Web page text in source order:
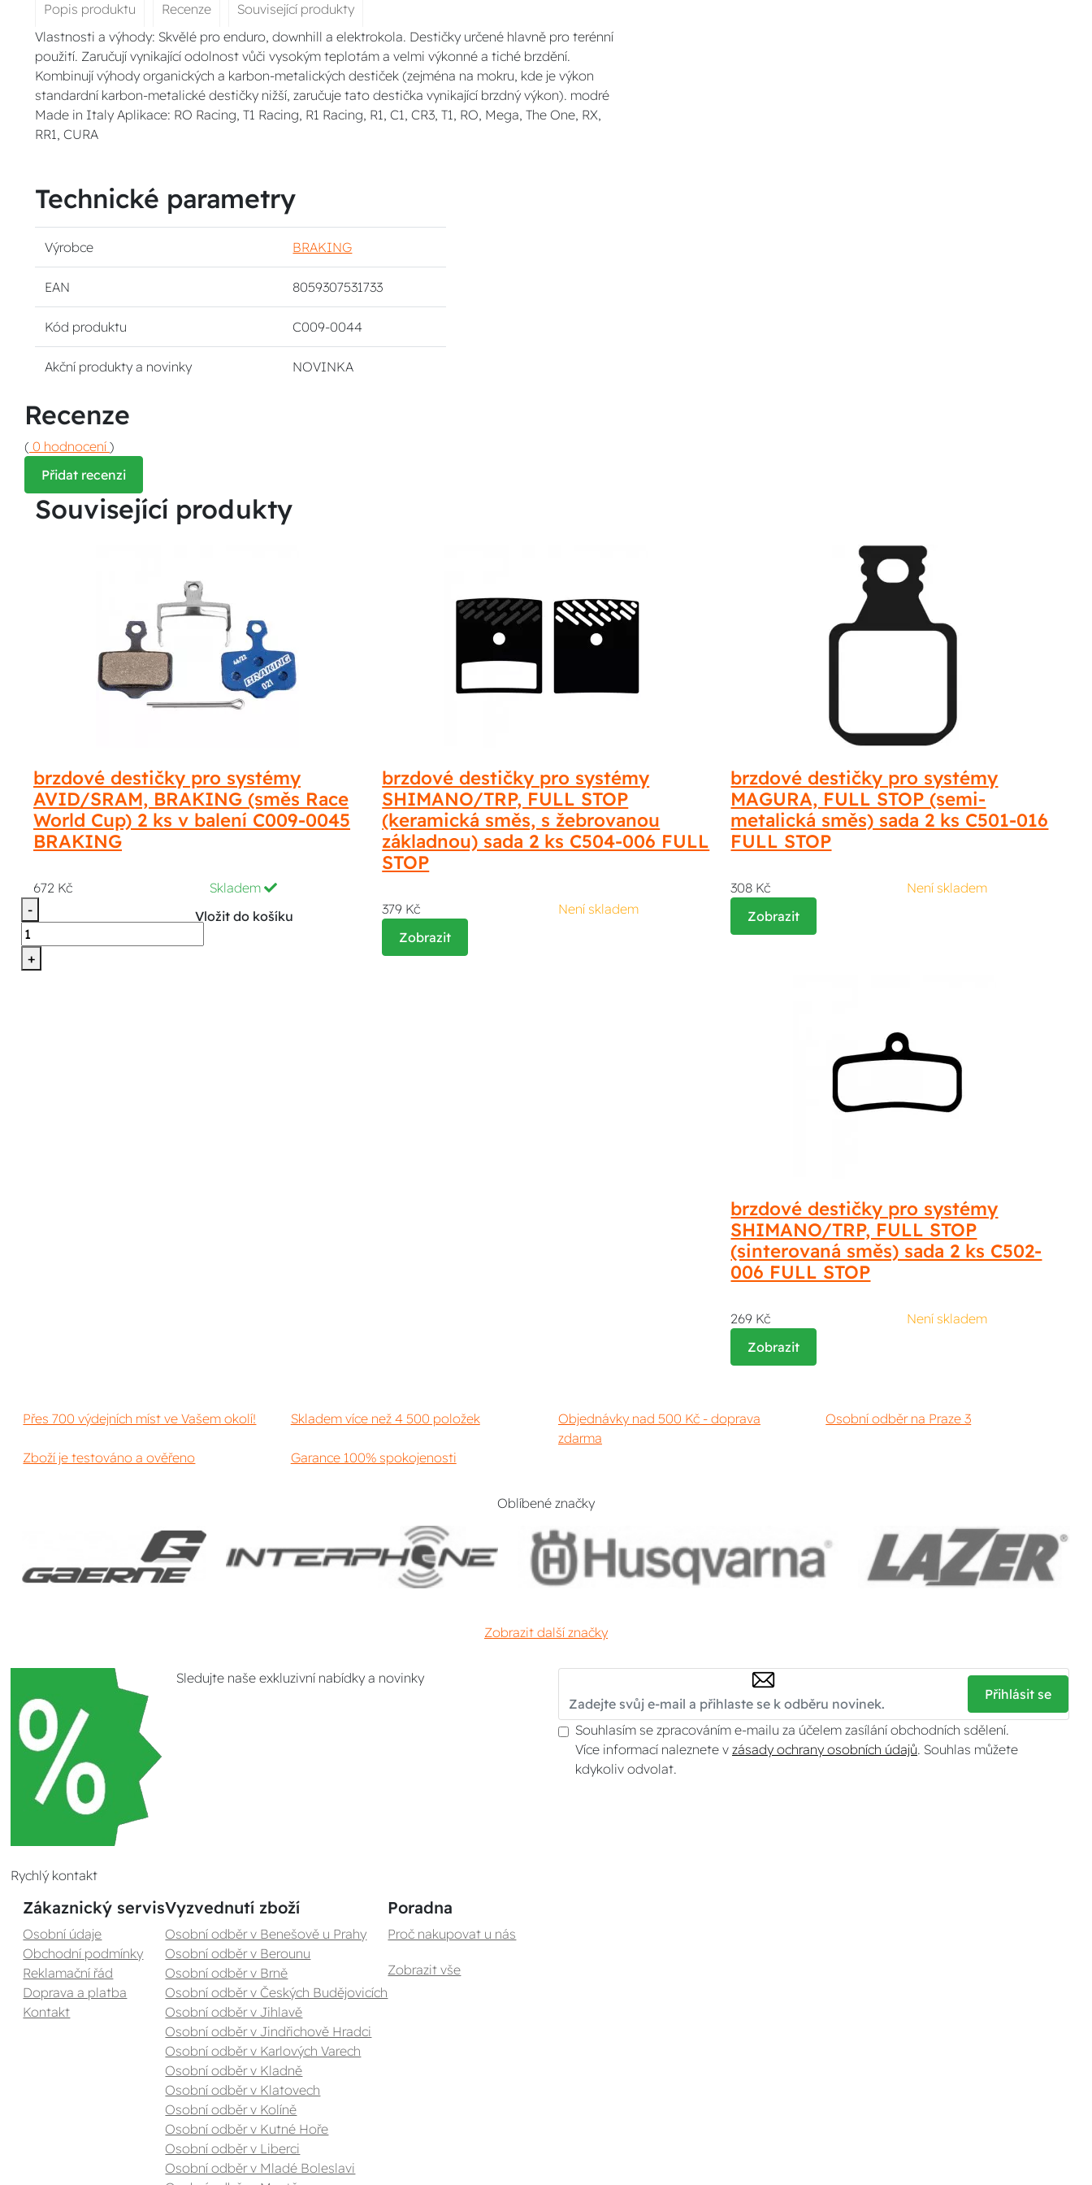
Popis produktu Recenze
Související produkty
Vlastnosti a výhody: Skvělé pro enduro, downhill a elektrokola. Destičky určené hlavně pro terénní
použití. Zaručují vynikající odolnost vůči vysokým teplotám a velmi výkonné a tiché brzdění.
Kombinují výhody organických a karbon-metalických destiček (zejména na mokru, kde je výkon
standardní karbon-metalické destičky nižší, zaručuje tato destička vynikající brzdný výkon). modré
Made in Italy Aplikace: RO Racing, T1 Racing, R1 Racing, R1, C1, CR3, T1, RO, Mega, The One, RX,
RR1, CURA
Technické parametry
Výrobce BRAKING
EAN 8059307531733
Kód produktu C009-0044
Akční produkty a novinky NOVINKA
Recenze
( 0 hodnocení )
Přidat recenzi
Související produkty
brzdové destičky pro systémy
AVID/SRAM, BRAKING (směs Race
World Cup) 2 ks v balení C009-0045
BRAKING
672 Kč
Skladem
-
+
Vložit do košíku
brzdové destičky pro systémy
SHIMANO/TRP, FULL STOP
(keramická směs, s žebrovanou
základnou) sada 2 ks C504-006 FULL
STOP
379 Kč
Není skladem
Zobrazit
brzdové destičky pro systémy
MAGURA, FULL STOP (semi-
metalická směs) sada 2 ks C501-016
FULL STOP
308 Kč
Není skladem
Zobrazit
brzdové destičky pro systémy
SHIMANO/TRP, FULL STOP
(sinterovaná směs) sada 2 ks C502-
006 FULL STOP
269 Kč
Není skladem
Zobrazit
Přes 700 výdejních míst ve Vašem okolí! Skladem více než 4 500 položek
Objednávky nad 500 Kč - doprava
zdarma
Osobní odběr na Praze 3
Zboží je testováno a ověřeno Garance 100% spokojenosti
Oblíbené značky
Zobrazit další značky
Sledujte naše exkluzivní nabídky a novinky
Přihlásit se
Souhlasím se zpracováním e-mailu za účelem zasílání obchodních sdělení.
Více informací naleznete v zásady ochrany osobních údajů. Souhlas můžete
kdykoliv odvolat.
Rychlý kontakt
Zákaznický servis
Osobní údaje
Obchodní podmínky
Reklamační řád
Doprava a platba
Kontakt
Vyzvednutí zboží
Osobní odběr v Benešově u Prahy
Osobní odběr v Berounu
Osobní odběr v Brně
Osobní odběr v Českých Budějovicích
Osobní odběr v Jihlavě
Osobní odběr v Jindřichově Hradci
Osobní odběr v Karlových Varech
Osobní odběr v Kladně
Osobní odběr v Klatovech
Osobní odběr v Kolíně
Osobní odběr v Kutné Hoře
Osobní odběr v Liberci
Osobní odběr v Mladé Boleslavi
Poradna
Proč nakupovat u nás
Zobrazit vše